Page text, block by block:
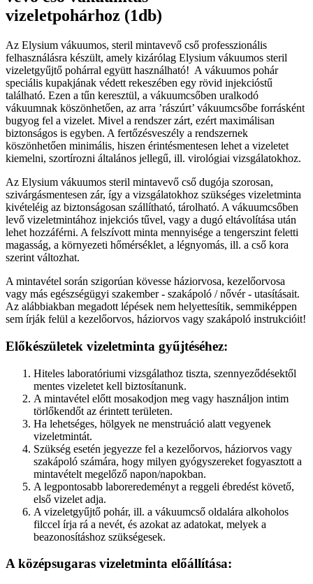
vizeletpohárhoz (1db)
Az Elysium vákuumos, steril mintavevő cső professzionális
felhasználásra készült, amely kizárólag Elysium vákuumos steril
vizeletgyűjtő pohárral együtt használható! A vákuumos pohár
speciális kupakjának védett rekeszében egy rövid injekcióstű
található. Ezen a tűn keresztül, a vákuumcsőben uralkodó
vákuumnak köszönhetően, az arra ’rászúrt’ vákuumcsőbe forrásként
bugyog fel a vizelet. Mivel a rendszer zárt, ezért maximálisan
biztonságos is egyben. A fertőzésveszély a rendszernek
köszönhetően minimális, hiszen érintésmentesen lehet a vizeletet
kiemelni, szortírozni általános jellegű, ill. virológiai vizsgálatokhoz.
Az Elysium vákuumos steril mintavevő cső dugója szorosan,
szivárgásmentesen zár, így a vizsgálatokhoz szükséges vizeletminta
kivételéig az biztonságosan szállítható, tárolható. A vákuumcsőben
levő vizeletmintához injekciós tűvel, vagy a dugó eltávolítása után
lehet hozzáférni. A felszívott minta mennyisége a tengerszint feletti
magasság, a környezeti hőmérséklet, a légnyomás, ill. a cső kora
szerint változhat.
A mintavétel során szigorúan kövesse háziorvosa, kezelőorvosa
vagy más egészségügyi szakember - szakápoló / nővér - utasításait.
Az alábbiakban megadott lépések nem helyettesítik, semmiképpen
sem írják felül a kezelőorvos, háziorvos vagy szakápoló instrukcióit!
Előkészületek vizeletminta gyűjtéséhez:
Hiteles laboratóriumi vizsgálathoz tiszta, szennyeződésektől
mentes vizeletet kell biztosítanunk.
A mintavétel előtt mosakodjon meg vagy használjon intim
törlőkendőt az érintett területen.
Ha lehetséges, hölgyek ne menstruáció alatt vegyenek
vizeletmintát.
Szükség esetén jegyezze fel a kezelőorvos, háziorvos vagy
szakápoló számára, hogy milyen gyógyszereket fogyasztott a
mintavételt megelőző napon/napokban.
A legpontosabb laboreredeményt a reggeli ébredést követő,
első vizelet adja.
A vizeletgyűjtő pohár, ill. a vákuumcső oldalára alkoholos
filccel írja rá a nevét, és azokat az adatokat, melyek a
beazonosításhoz szükségesek.
A középsugaras vizeletminta előállítása: